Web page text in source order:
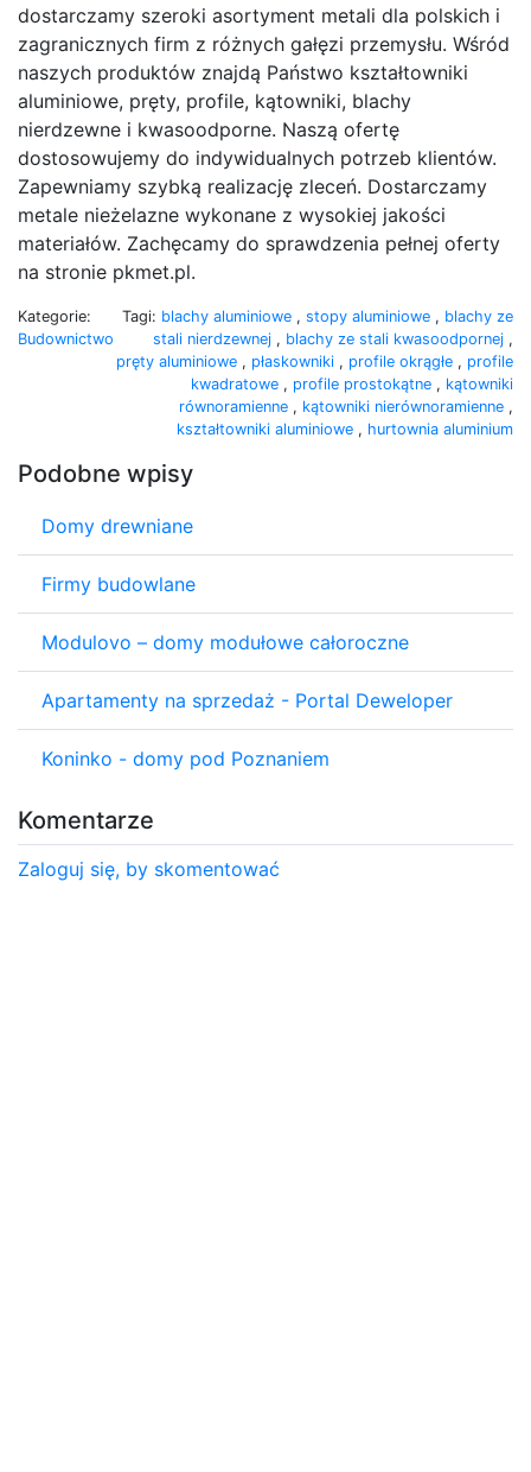
dostarczamy szeroki asortyment metali dla polskich i
zagranicznych firm z różnych gałęzi przemysłu. Wśród
naszych produktów znajdą Państwo kształtowniki
aluminiowe, pręty, profile, kątowniki, blachy
nierdzewne i kwasoodporne. Naszą ofertę
dostosowujemy do indywidualnych potrzeb klientów.
Zapewniamy szybką realizację zleceń. Dostarczamy
metale nieżelazne wykonane z wysokiej jakości
materiałów. Zachęcamy do sprawdzenia pełnej oferty
na stronie pkmet.pl.
Kategorie:
Budownictwo
Tagi: blachy aluminiowe , stopy aluminiowe , blachy ze
stali nierdzewnej , blachy ze stali kwasoodpornej ,
pręty aluminiowe , płaskowniki , profile okrągłe , profile
kwadratowe , profile prostokątne , kątowniki
równoramienne , kątowniki nierównoramienne ,
kształtowniki aluminiowe , hurtownia aluminium
Podobne wpisy
Domy drewniane
Firmy budowlane
Modulovo – domy modułowe całoroczne
Apartamenty na sprzedaż - Portal Deweloper
Koninko - domy pod Poznaniem
Komentarze
Zaloguj się, by skomentować